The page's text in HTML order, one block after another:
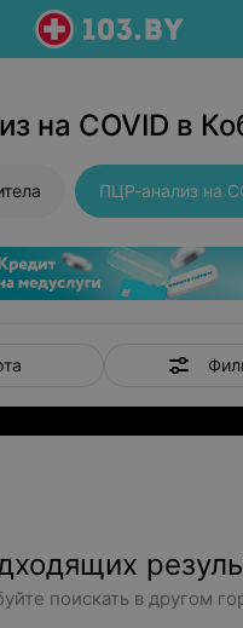
на COVID в
ПЦР-анализ на
поискать в другом